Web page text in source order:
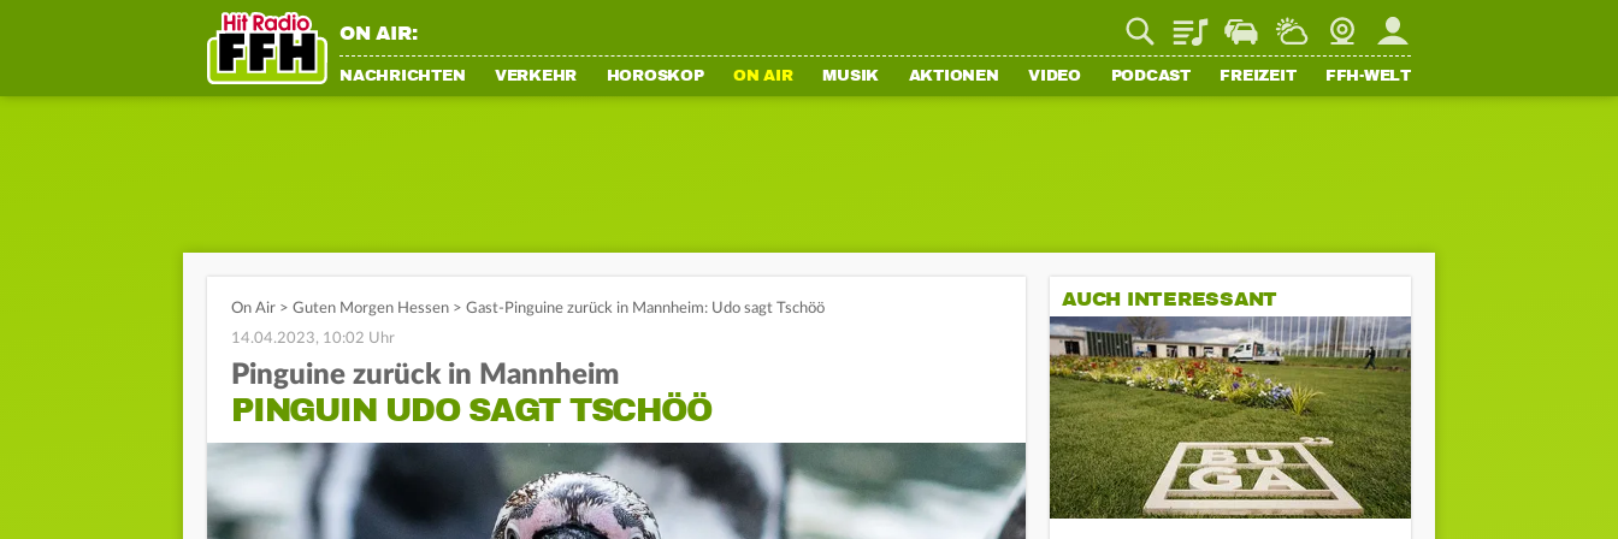
ON AIR: PlaylistStaupilotWetterWebcamMein FFH
NACHRICHTEN VERKEHR HOROSKOP ON AIR MUSIK AKTIONEN VIDEO PODCAST FREIZEIT FFH-WELT
On Air > Guten Morgen Hessen > Gast-Pinguine zurück in Mannheim: Udo sagt Tschöö
14.04.2023, 10:02 Uhr
Pinguine zurück in Mannheim
PINGUIN UDO SAGT TSCHÖÖ
AUCH INTERESSANT